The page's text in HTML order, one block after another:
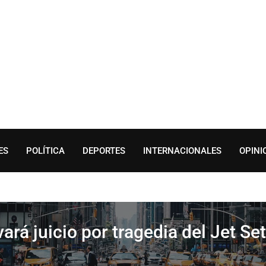
POLÍTICA DEPORTES INTERNACIONALES
juicio por tragedia del Jet Set